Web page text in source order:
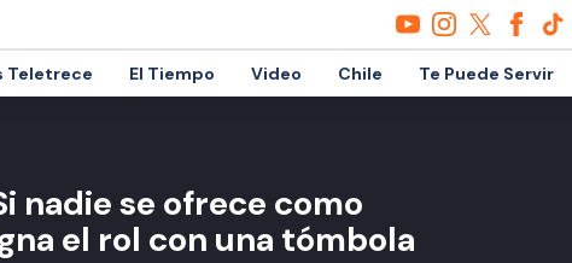
Teletrece El Tiempo Video Chile Te Puede Servir
nadie se ofrece como
el rol con una tómbola